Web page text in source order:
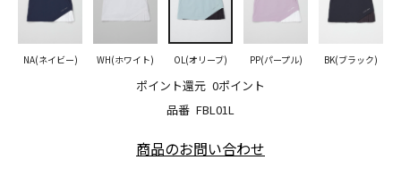
品番 FBL01L
ポイント還元 0ポイント
NA(ネイビー) WH(ホワイト) OL(オリーブ) PP(パープル) BK(ブラック)
商品のお問い合わせ